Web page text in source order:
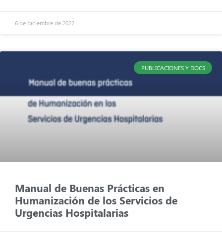
6 de diciembre de 2022
PUBLICACIONES Y DOCS
Manual de Buenas Prácticas en
Humanización de los Servicios de
Urgencias Hospitalarias